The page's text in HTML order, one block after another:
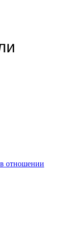
отношении